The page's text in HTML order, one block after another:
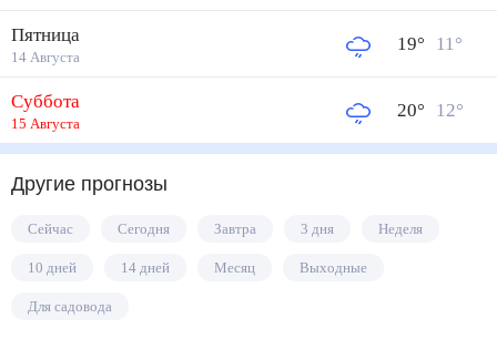
Пятница
14 Августа
19° 11°
Суббота
15 Августа
20° 12°
Другие прогнозы
Сейчас Сегодня Завтра 3 дня Неделя
10 дней 14 дней Месяц Выходные
Для садовода